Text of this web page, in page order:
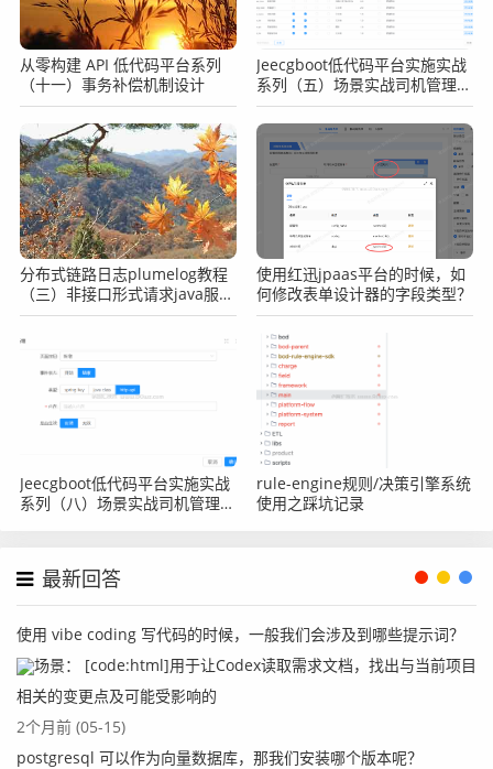
从零构建 API 低代码平台系列
（十一）事务补偿机制设计
Jeecgboot低代码平台实施实战
系列（五）场景实战司机管理之
表单添加搜索功能
分布式链路日志plumelog教程
（三）非接口形式请求java服
务，导致plumelog没有traceid
怎么办？
使用红迅jpaas平台的时候，如
何修改表单设计器的字段类型？
Jeecgboot低代码平台实施实战
系列（八）场景实战司机管理之
rule-engine规则/决策引擎系统
使用之踩坑记录
最新回答
使用 vibe coding 写代码的时候，一般我们会涉及到哪些提示词？
场景： [code:html]用于让Codex读取需求文档，找出与当前项目
相关的变更点及可能受影响的
2个月前 (05-15)
postgresql 可以作为向量数据库，那我们安装哪个版本呢？